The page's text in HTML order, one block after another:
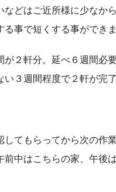
どはご近所様に少なか
事で短くする事ができま
２軒分。延べ６週間必
３週間程度で２軒が完
てもらってから次の作
中はこちらの家、午後